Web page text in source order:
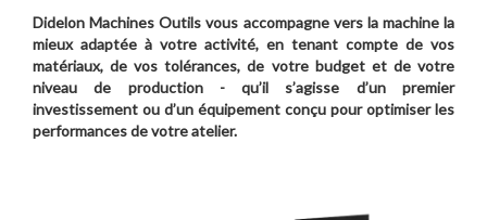
Didelon Machines Outils vous accompagne vers la machine la
mieux adaptée à votre activité, en tenant compte de vos
matériaux, de vos tolérances, de votre budget et de votre
niveau de production - qu’il s’agisse d’un premier
investissement ou d’un équipement conçu pour optimiser les
performances de votre atelier.